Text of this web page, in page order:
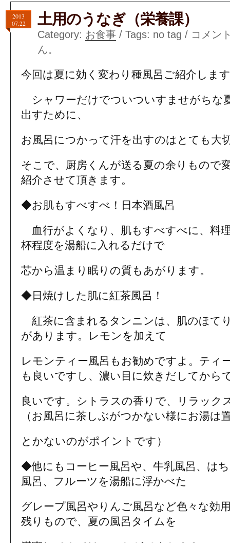
2013
07.22
土用のうなぎ（栄養課）
Category: お食事 / Tags: no tag / コメン
ん。
今回は夏に効く変わり種風呂ご紹介しま
シャワーだけでついついすませがちな
出すために、
お風呂につかって汗を出すのはとても大
そこで、厨房くんが送る夏の余りもので
紹介させて頂きます。
◆お肌もすべすべ！日本酒風呂
血行がよくなり、肌もすべすべに、料
杯程度を湯船に入れるだけで
芯から温まり眠りの質もあがります。
◆日焼けした肌に紅茶風呂！
紅茶に含まれるタンニンは、肌のほて
があります。レモンを加えて
レモンティー風呂もお勧めですよ。ティ
も良いですし、濃い目に炊きだしてから
良いです。シトラスの香りで、リラック
（お風呂に茶しぶがつかない様にお湯は
とかないのがポイントです）
◆他にもコーヒー風呂や、牛乳風呂、は
風呂、フルーツを湯船に浮かべた
グレープ風呂やりんご風呂など色々な効
残りもので、夏の風呂タイムを